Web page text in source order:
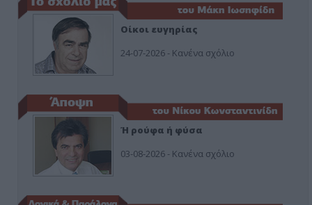
Οίκοι ευγηρίας
24-07-2026 - Κανένα σχόλιο
Ή ρούφα ή φύσα
03-08-2026 - Κανένα σχόλιο